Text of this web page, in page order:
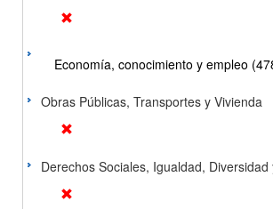
Economía, conocimiento y empleo
Obras Públicas, Transportes y Vivienda
Derechos Sociales, Igualdad, Diversidad